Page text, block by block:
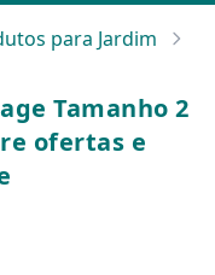
para Jardim
Tamanho 2
ofertas e